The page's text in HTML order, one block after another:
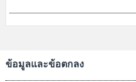
ข้อมูลและข้อตกลง